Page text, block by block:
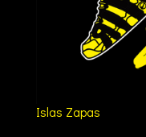
Islas Zapas